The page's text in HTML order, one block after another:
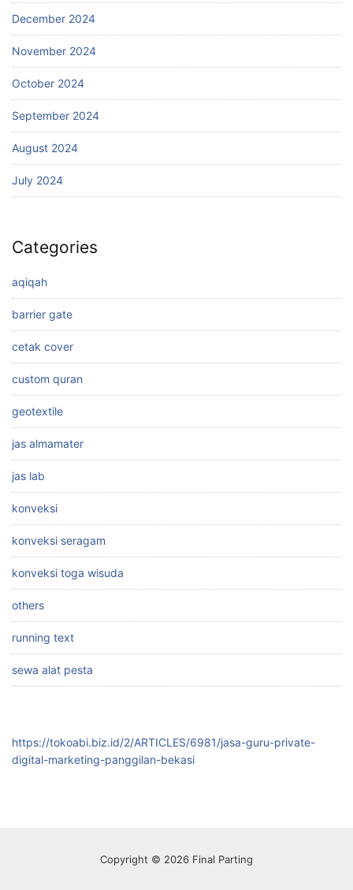
December 2024
November 2024
October 2024
September 2024
August 2024
July 2024
Categories
aqiqah
barrier gate
cetak cover
custom quran
geotextile
jas almamater
jas lab
konveksi
konveksi seragam
konveksi toga wisuda
others
running text
sewa alat pesta
https://tokoabi.biz.id/2/ARTICLES/6981/jasa-guru-private-
digital-marketing-panggilan-bekasi
Copyright © 2026 Final Parting